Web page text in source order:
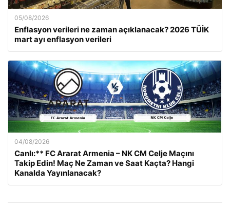
05/08/2026
Enflasyon verileri ne zaman açıklanacak? 2026 TÜİK
mart ayı enflasyon verileri
04/08/2026
Canlı:** FC Ararat Armenia – NK CM Celje Maçını
Takip Edin! Maç Ne Zaman ve Saat Kaçta? Hangi
Kanalda Yayınlanacak?